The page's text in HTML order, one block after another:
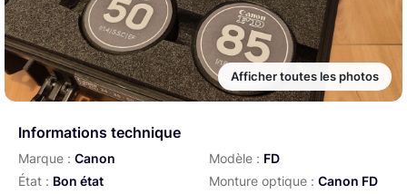
Afficher toutes les photos
Informations technique
Marque : Canon Modèle : FD
État : Bon état Monture optique : Canon FD